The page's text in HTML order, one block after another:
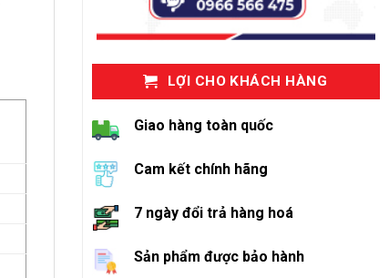
LỢI CHO KHÁCH HÀNG
Giao hàng toàn quốc
Cam kết chính hãng
7 ngày đổi trả hàng hoá
Sản phẩm được bảo hành